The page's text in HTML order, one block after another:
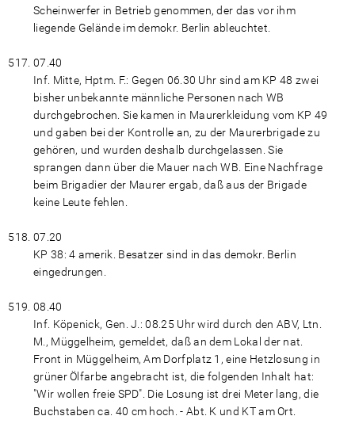
Scheinwerfer in Betrieb genommen, der das vor ihm
liegende Gelände im demokr. Berlin ableuchtet.
07.40
Inf. Mitte, Hptm. F.: Gegen 06.30 Uhr sind am KP 48 zwei
bisher unbekannte männliche Personen nach WB
durchgebrochen. Sie kamen in Maurerkleidung vom KP 49
und gaben bei der Kontrolle an, zu der Maurerbrigade zu
gehören, und wurden deshalb durchgelassen. Sie
sprangen dann über die Mauer nach WB. Eine Nachfrage
beim Brigadier der Maurer ergab, daß aus der Brigade
keine Leute fehlen.
07.20
KP 38: 4 amerik. Besatzer sind in das demokr. Berlin
eingedrungen.
08.40
Inf. Köpenick, Gen. J.: 08.25 Uhr wird durch den ABV, Ltn.
M., Müggelheim, gemeldet, daß an dem Lokal der nat.
Front in Müggelheim, Am Dorfplatz 1, eine Hetzlosung in
grüner Ölfarbe angebracht ist, die folgenden Inhalt hat:
"Wir wollen freie SPD". Die Losung ist drei Meter lang, die
Buchstaben ca. 40 cm hoch. - Abt. K und KT am Ort.